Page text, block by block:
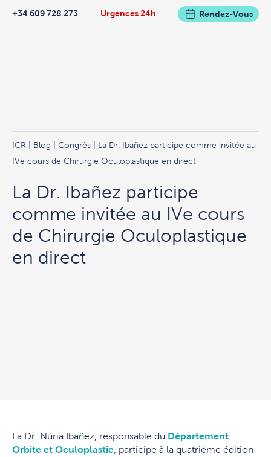
Urgences 24h
+34 609 728 273 Rendez-Vous
ICR Blog Congrès | La Dr. Ibañez participe comme invitée au
IVe cours de Chirurgie Oculoplastique en direct
La Dr. Ibañez participe
comme invitée au IVe cours
de Chirurgie Oculoplastique
en direct
La Dr. Núria Ibañez, responsable du Département
Orbite et Oculoplastie , participe à la quatrième édition